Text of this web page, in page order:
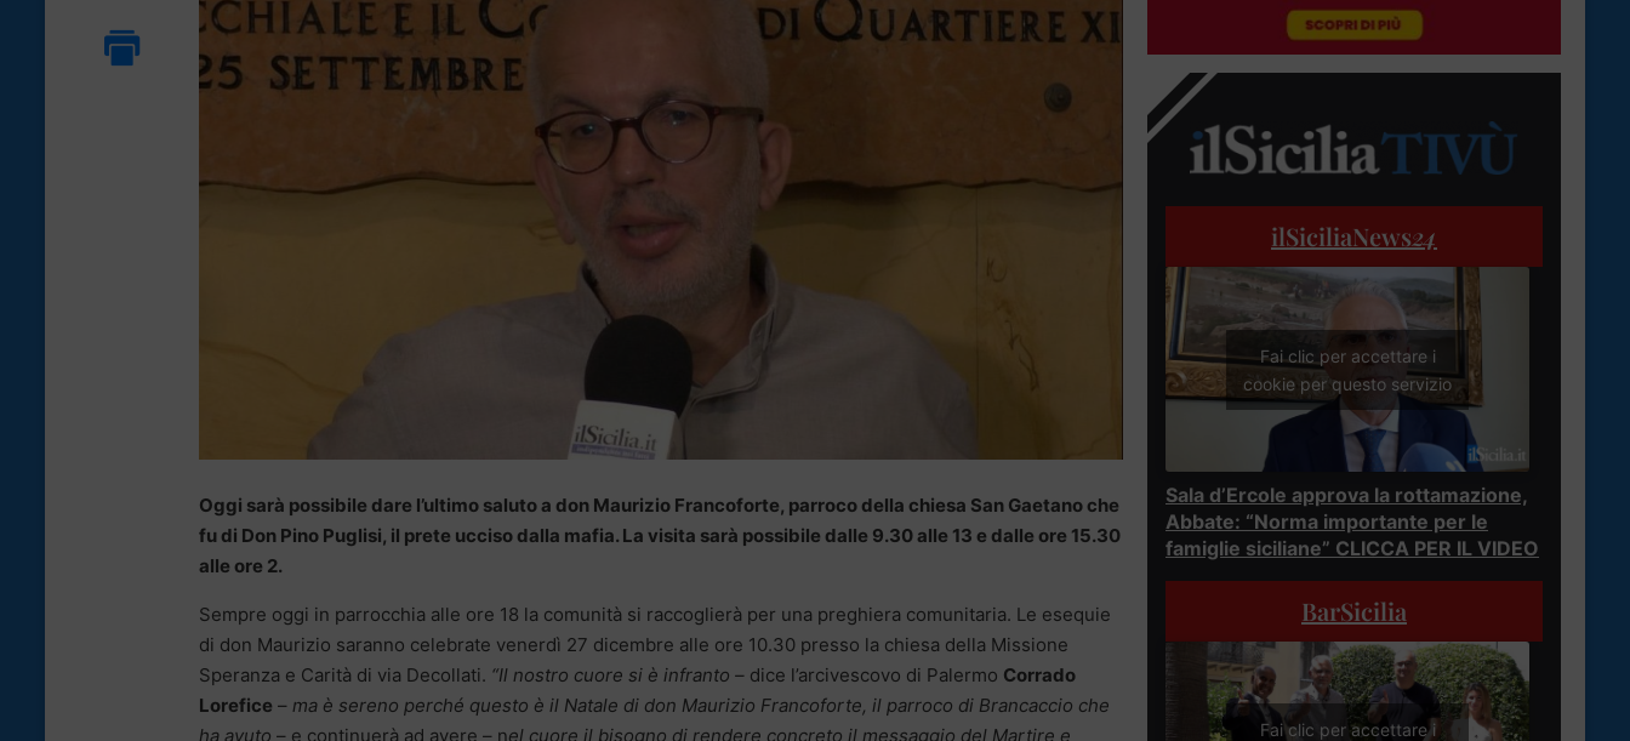
Oggi sarà possibile dare l’ultimo saluto a don Maurizio Francoforte, parroco della chiesa San Gaetano che
fu di Don Pino Puglisi, il prete ucciso dalla mafia. La visita sarà possibile dalle 9.30 alle 13 e dalle ore 15.30
alle ore 2.
Sempre oggi in parrocchia alle ore 18 la comunità si raccoglierà per una preghiera comunitaria. Le esequie
di don Maurizio saranno celebrate venerdì 27 dicembre alle ore 10.30 presso la chiesa della Missione
Speranza e Carità di via Decollati. “Il nostro cuore si è infranto – dice l’arcivescovo di Palermo Corrado
Lorefice – ma è sereno perché questo è il Natale di don Maurizio Francoforte, il parroco di Brancaccio che
ha avuto – e continuerà ad avere – nel cuore il bisogno di rendere concreto il messaggio del Martire e
ilSiciliaNews24
Fai clic per accettare i
cookie per questo servizio
Sala d’Ercole approva la rottamazione,
Abbate: “Norma importante per le
famiglie siciliane” CLICCA PER IL VIDEO
BarSicilia
Fai clic per accettare i